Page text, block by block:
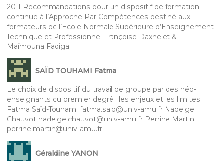
2011 Recommandations pour un dispositif de formation
continue à l’Approche Par Compétences destiné aux
formateurs de l’Ecole Normale Supérieure d’Enseignement
Technique et Professionnel Françoise Daxhelet &
Maïmouna Fadiga
SAÏD TOUHAMI Fatma
Le choix de dispositif du travail de groupe par des néo-
enseignants du premier degré : les enjeux et les limites
Fatma Saïd-Touhami fatma.said@univ-amu.fr Nadeige
Chauvot nadeige.chauvot@univ-amu.fr Perrine Martin
perrine.martin@univ-amu.fr
Géraldine YANON